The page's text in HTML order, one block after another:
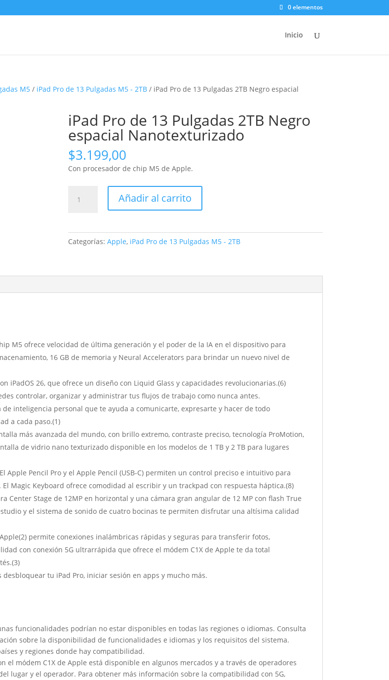
0 elementos
Inicio
M5 / iPad Pro de 13 Pulgadas M5 - 2TB / iPad Pro de 13 Pulgadas 2TB Negro espacial
iPad Pro de 13 Pulgadas 2TB Negro
espacial Nanotexturizado
$3.199,00
Con procesador de chip M5 de Apple.
Pulgadas
cantidad
Añadir al carrito
Categorías: Apple, iPad Pro de 13 Pulgadas M5 - 2TB
M5 ofrece velocidad de última generación y el poder de la IA en el dispositivo para
16 GB de memoria y Neural Accelerators para brindar un nuevo nivel de
iPadOS 26, que ofrece un diseño con Liquid Glass y capacidades revolucionarias.(6)
controlar, organizar y administrar tus flujos de trabajo como nunca antes.
de inteligencia personal que te ayuda a comunicarte, expresarte y hacer de todo
a cada paso.(1)
más avanzada del mundo, con brillo extremo, contraste preciso, tecnología ProMotion,
de vidrio nano texturizado disponible en los modelos de 1 TB y 2 TB para lugares
— El Apple Pencil Pro y el Apple Pencil (USB-C) permiten un control preciso e intuitivo para
Magic Keyboard ofrece comodidad al escribir y un trackpad con respuesta háptica.(8)
Center Stage de 12MP en horizontal y una cámara gran angular de 12 MP con flash True
y el sistema de sonido de cuatro bocinas te permiten disfrutar una altísima calidad
permite conexiones inalámbricas rápidas y seguras para transferir fotos,
con conexión 5G ultrarrápida que ofrece el módem C1X de Apple te da total
desbloquear tu iPad Pro, iniciar sesión en apps y mucho más.
funcionalidades podrían no estar disponibles en todas las regiones o idiomas. Consulta
sobre la disponibilidad de funcionalidades e idiomas y los requisitos del sistema.
y regiones donde hay compatibilidad.
el módem C1X de Apple está disponible en algunos mercados y a través de operadores
lugar y el operador. Para obtener más información sobre la compatibilidad con 5G,